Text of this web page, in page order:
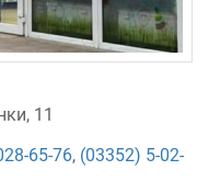
11
65-76, (03352) 5-02-